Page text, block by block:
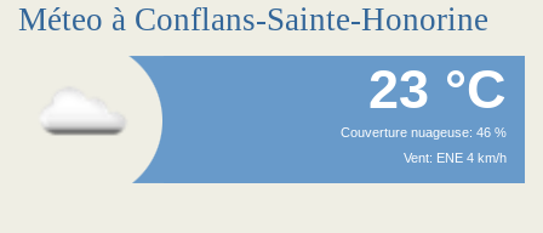
Méteo à Conflans-Sainte-Honorine
23 °C
Couverture nuageuse: 46 %
Vent: ENE 4 km/h